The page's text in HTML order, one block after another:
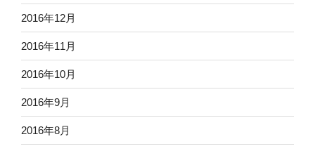
2016年12月
2016年11月
2016年10月
2016年9月
2016年8月